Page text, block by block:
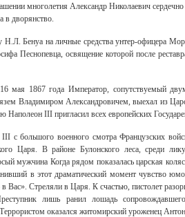
многолетия Александр Николаевич
в дворянство.
Бенуа на личные средства унтер-офицера
Песнопевца, освящение которой после
мая 1867 года Император, сопутствуемый
Владимиром Александровичем, выехал из
III пригласил всех европейских
с большого военного смотра Французских
Царя. В районе Булонского леса, среди
мужчина Когда рядом показалась царская
в этот драматический момент чувство
Вас». Стреляли в Царя. К счастью, пистолет
лишь ранил лошадь
оказался житомирский уроженец